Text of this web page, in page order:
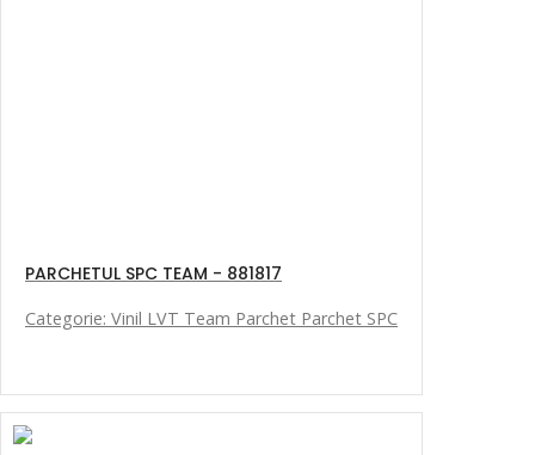
PARCHETUL SPC TEAM - 881817
Categorie: Vinil LVT Team Parchet Parchet SPC